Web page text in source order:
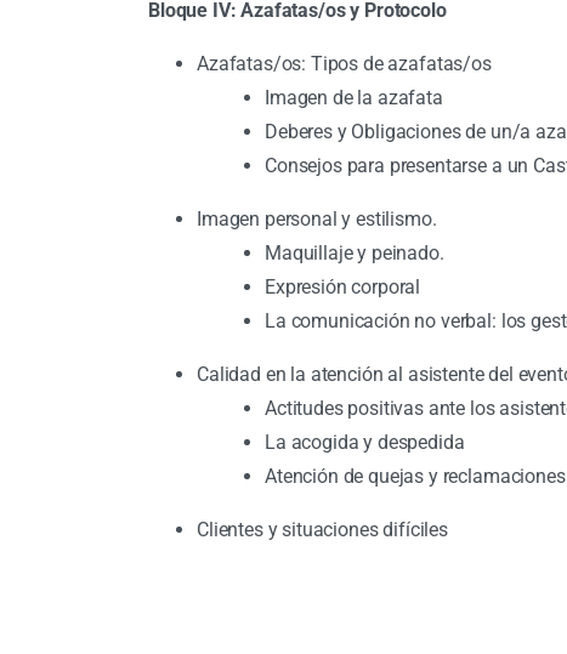
Bloque IV: Azafatas/os y Protocolo
Azafatas/os: Tipos de azafatas/os
Imagen de la azafata
Deberes y Obligaciones de un/a
Consejos para presentarse a un
Imagen personal y estilismo.
Maquillaje y peinado.
Expresión corporal
La comunicación no verbal: los
Calidad en la atención al asistente del
Actitudes positivas ante los
La acogida y despedida
Atención de quejas y reclamaciones
Clientes y situaciones difíciles